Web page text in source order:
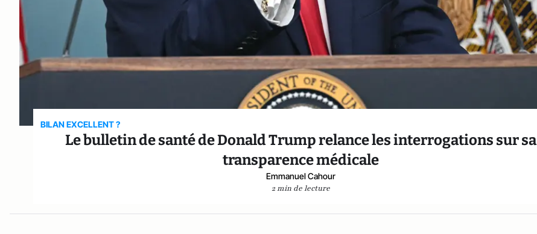
BILAN EXCELLENT ?
Le bulletin de santé de Donald Trump relance les interrogations sur sa
transparence médicale
Emmanuel Cahour
2 min de lecture